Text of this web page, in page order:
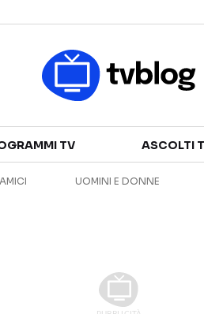
TV
SERIE TV
TV ASCOLTI
AMICI UOMINI E DONNE